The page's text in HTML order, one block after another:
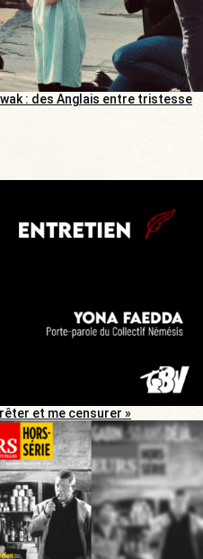
: des Anglais entre tristesse
et me censurer »